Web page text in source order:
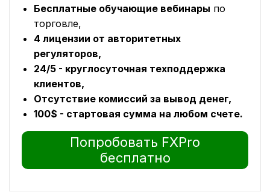
Бесплатные обучающие вебинары по
торговле,
4 лицензии от авторитетных
регуляторов,
24/5 - круглосуточная техподдержка
клиентов,
Отсутствие комиссий за вывод денег,
100$ - стартовая сумма на любом счете.
Попробовать FXPro
бесплатно